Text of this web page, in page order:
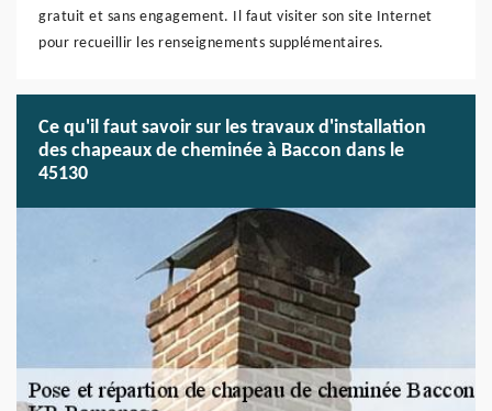
gratuit et sans engagement. Il faut visiter son site Internet
pour recueillir les renseignements supplémentaires.
Ce qu'il faut savoir sur les travaux d'installation
des chapeaux de cheminée à Baccon dans le
45130